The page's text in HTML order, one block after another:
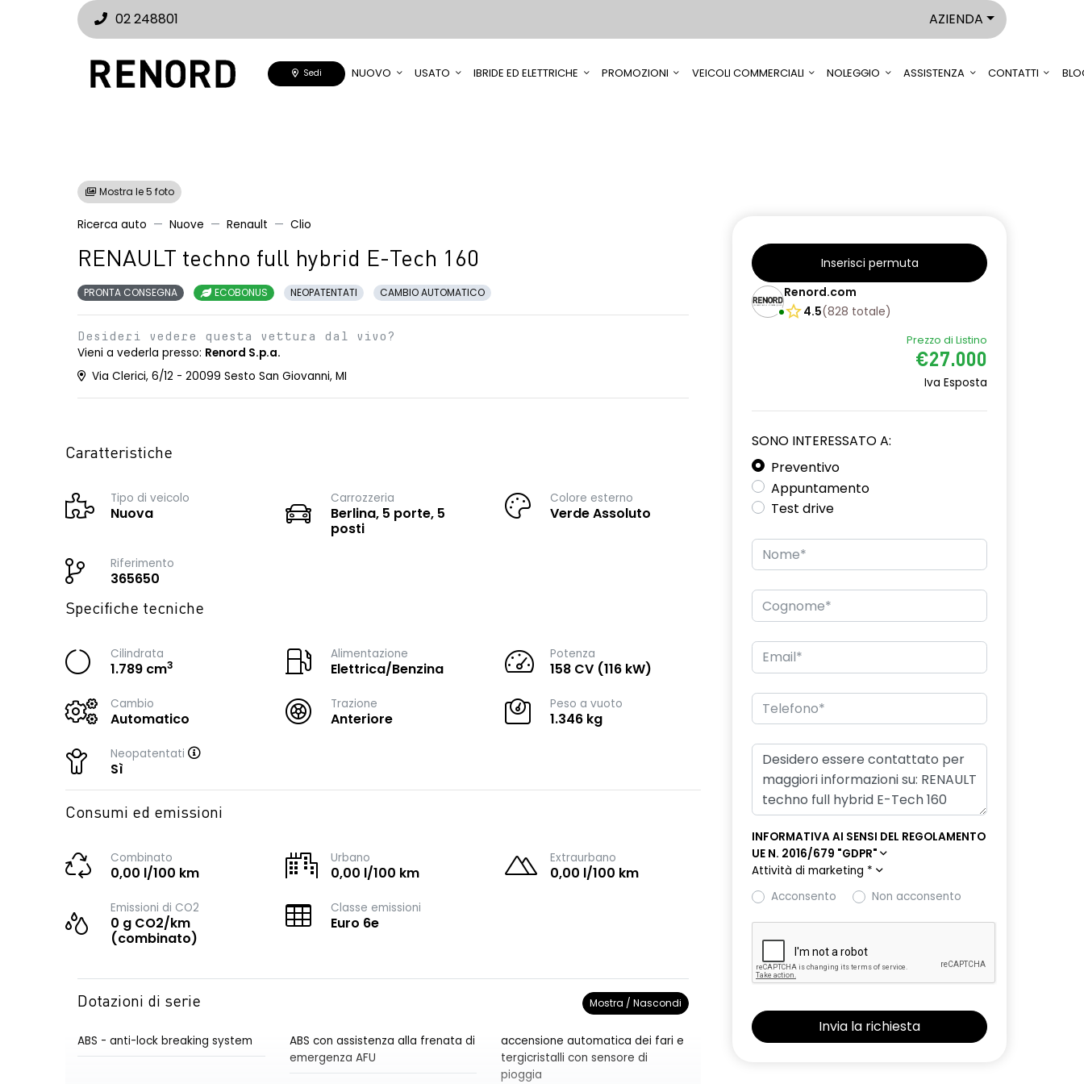
02 248801 AZIENDA
Sedi NUOVO USATO IBRIDE ED ELETTRICHE PROMOZIONI VEICOLI COMMERCIALI NOLEGGIO ASSISTENZA CONTATTI
Mostra le 5 foto
Ricerca auto Nuove Renault Clio
RENAULT techno full hybrid E-Tech 160
PRONTA CONSEGNA ECOBONUS NEOPATENTATI CAMBIO AUTOMATICO
Desideri vedere questa vettura dal vivo?
Vieni a vederla presso: Renord S.p.a.
Via Clerici, 6/12 - 20099 Sesto San Giovanni, MI
Caratteristiche
Tipo di veicolo
Nuova
Carrozzeria
Berlina, 5 porte, 5
posti
Colore esterno
Verde Assoluto
Riferimento
365650
Specifiche tecniche
Cilindrata
1.789 cm3
Alimentazione
Elettrica/Benzina
Potenza
158 CV (116 kW)
Cambio
Automatico
Trazione
Anteriore
Peso a vuoto
1.346 kg
Neopatentati
Sì
Consumi ed emissioni
Combinato
0,00 l/100 km
Urbano
0,00 l/100 km
Extraurbano
0,00 l/100 km
Emissioni di CO2
0 g CO2/km
(combinato)
Classe emissioni
Euro 6e
Dotazioni di serie Mostra / Nascondi
ABS - anti-lock breaking system
ABS con assistenza alla frenata di
emergenza AFU
accensione automatica dei fari e
tergicristalli con sensore di
pioggia
Inserisci permuta
Renord.com
4.5(828 totale)
Prezzo di Listino
€27.000
Iva Esposta
SONO INTERESSATO A:
Preventivo
Appuntamento
Test drive
INFORMATIVA AI SENSI DEL REGOLAMENTO
UE N. 2016/679 "GDPR"
Attività di marketing *
Acconsento
Non acconsento